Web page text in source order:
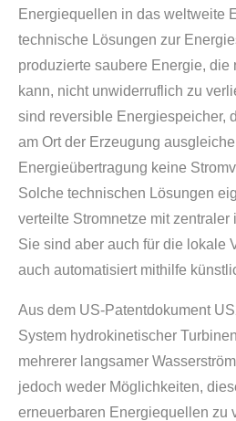
Energiequellen in das weltweite
technische Lösungen zur
produzierte saubere Energie, die
kann, nicht unwiderruflich zu
sind reversible Energiespeicher,
am Ort der Erzeugung
Energieübertragung keine
Solche technischen Lösungen
verteilte Stromnetze mit
Sie sind aber auch für die lokale
auch automatisiert mithilfe
Aus dem US-Patentdokument
System hydrokinetischer
mehrerer langsamer
jedoch weder Möglichkeiten,
erneuerbaren Energiequellen zu